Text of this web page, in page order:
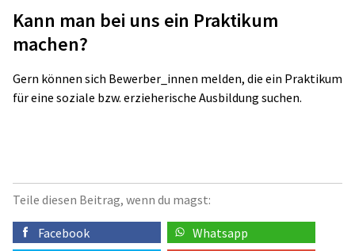
Kann man bei uns ein Praktikum
machen?
Gern können sich Bewerber_innen melden, die ein Praktikum
für eine soziale bzw. erzieherische Ausbildung suchen.
Teile diesen Beitrag, wenn du magst:
Facebook
Whatsapp